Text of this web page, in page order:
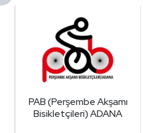
PAB (Perşembe Akşamı
Bisikletçileri) ADANA